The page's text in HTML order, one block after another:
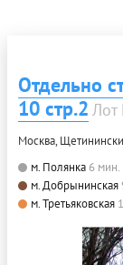
Отдельно
10 стр.2
Москва,
м. Полянка 6
м. Добрынинская
м. Третьяковская